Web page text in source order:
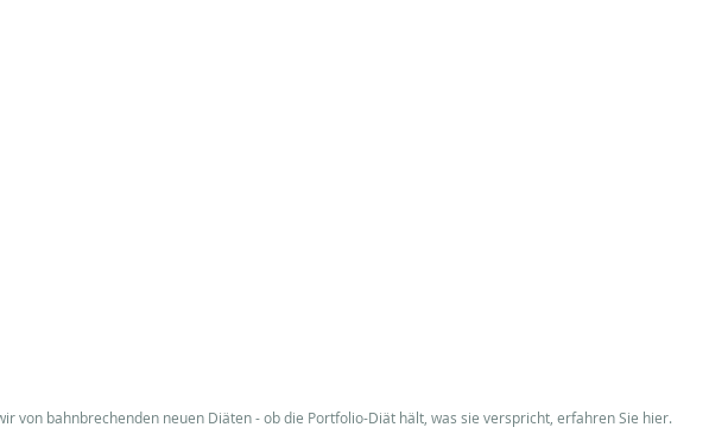
von bahnbrechenden neuen Diäten - ob die Portfolio-Diät hält, was sie verspricht, erfahren Sie hier.